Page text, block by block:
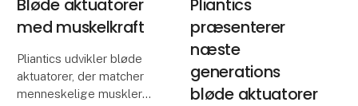
Bløde aktuatorer
med muskelkraft
Pliantics udvikler bløde
aktuatorer, der matcher
menneskelige muskler i
Pliantics
præsenterer
næste
generations
bløde aktuatorer